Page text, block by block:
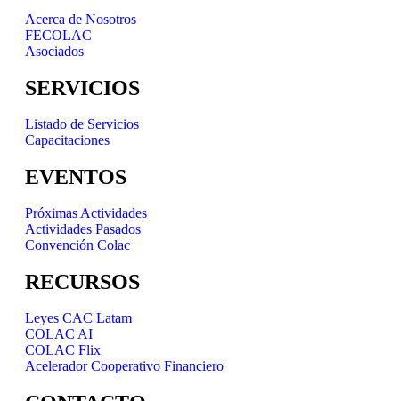
Acerca de Nosotros
FECOLAC
Asociados
SERVICIOS
Listado de Servicios
Capacitaciones
EVENTOS
Próximas Actividades
Actividades Pasados
Convención Colac
RECURSOS
Leyes CAC Latam
COLAC AI
COLAC Flix
Acelerador Cooperativo Financiero